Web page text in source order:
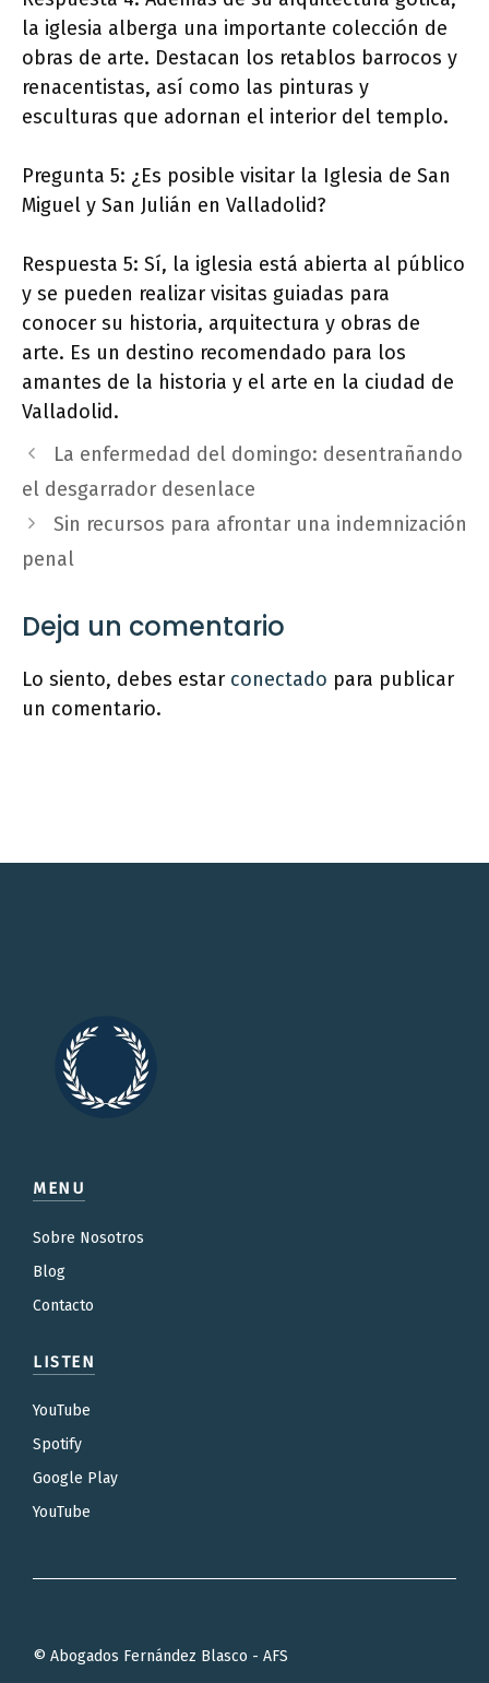
la iglesia alberga una importante colección de
obras de arte. Destacan los retablos barrocos y
renacentistas, así como las pinturas y
esculturas que adornan el interior del templo.
Pregunta 5: ¿Es posible visitar la Iglesia de San
Miguel y San Julián en Valladolid?
Respuesta 5: Sí, la iglesia está abierta al público
y se pueden realizar visitas guiadas para
conocer su historia, arquitectura y obras de
arte. Es un destino recomendado para los
amantes de la historia y el arte en la ciudad de
Valladolid.
La enfermedad del domingo: desentrañando
el desgarrador desenlace
Sin recursos para afrontar una indemnización
penal
Deja un comentario
Lo siento, debes estar conectado para publicar
un comentario.
MENU
Sobre Nosotros
Blog
Contacto
LISTEN
YouTube
Spotify
Google Play
YouTube
© Abogados Fernández Blasco - AFS